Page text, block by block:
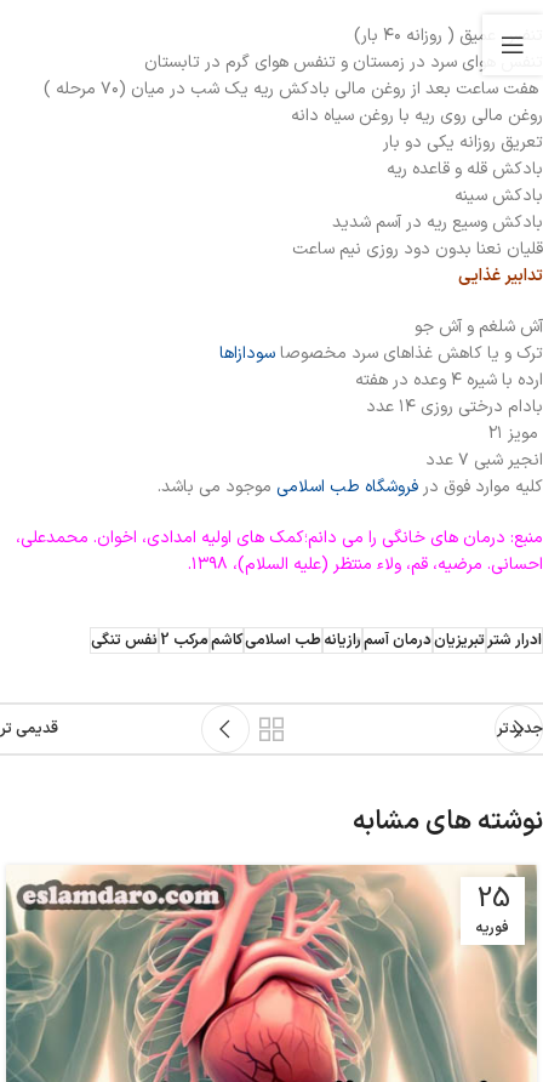
تنفس عمیق ( روزانه ۴۰ بار)
تنفس هوای سرد در زمستان و تنفس هوای گرم در تابستان
هفت ساعت بعد از روغن مالی بادکش ریه یک شب در میان (۷۰ مرحله )
روغن مالی روی ریه با روغن سیاه دانه
تعریق روزانه یکی دو بار
بادکش قله و قاعده ریه
بادکش سینه
بادکش وسیع ریه در آسم شدید
قلیان نعنا بدون دود روزی نیم ساعت
تدابیر غذایی
آش شلغم و آش جو
ترک و یا کاهش غذاهای سرد مخصوصاسودازاها
ارده با شیره ۴ وعده در هفته
بادام درختی روزی ۱۴ عدد
مويز ۲۱
انجیر شبی ۷ عدد
کلیه موارد فوق درفروشگاه طب اسلامی موجود می باشد.
منبع: درمان های خانگی را می دانم؛کمک های اولیه امدادی، اخوان. محمدعلی،
احسانی. مرضیه، قم، ولاء منتظر (علیه السلام)، ۱۳۹۸.
ادرار شترتبریزیاندرمان آسمرازیانهطب اسلامیکاشممرکب 2 نفس تنگی
جدیدتر قدیمی تر
نوشته های مشابه
25
فوریه